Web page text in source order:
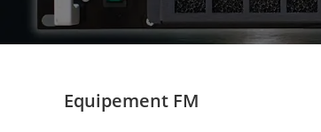
Equipement FM